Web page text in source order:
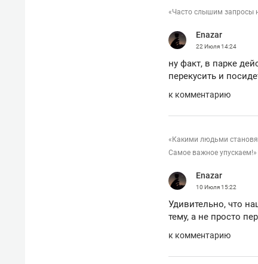
«Часто слышим запросы
Enazar
22 Июля14:24
ну факт, в парке
перекусить и
к комментарию
«Какими людьми
Самое важное упускаем!»
Enazar
10 Июля15:22
Удивительно, что
тему, а не просто
к комментарию
Как ГК «МИР ГРУПП» и ВТБ
создают оазис жилого
150
ID